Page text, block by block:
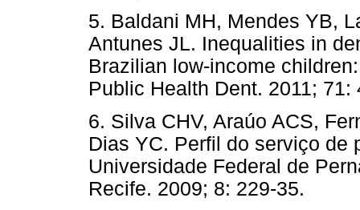
5. Baldani MH, Mendes YB,
Antunes JL. Inequalities in
Brazilian low-income
Public Health Dent. 2011; 71:
6. Silva CHV, Araúo ACS,
Dias YC. Perfil do serviço de
Universidade Federal de
Recife. 2009; 8: 229-35.